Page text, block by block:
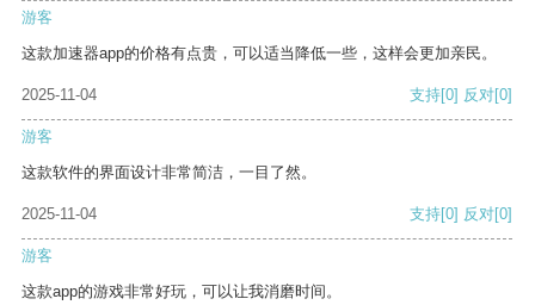
游客
这款加速器app的价格有点贵，可以适当降低一些，这样会更加亲民。
2025-11-04 支持[0] 反对[0]
游客
这款软件的界面设计非常简洁，一目了然。
2025-11-04 支持[0] 反对[0]
游客
这款app的游戏非常好玩，可以让我消磨时间。